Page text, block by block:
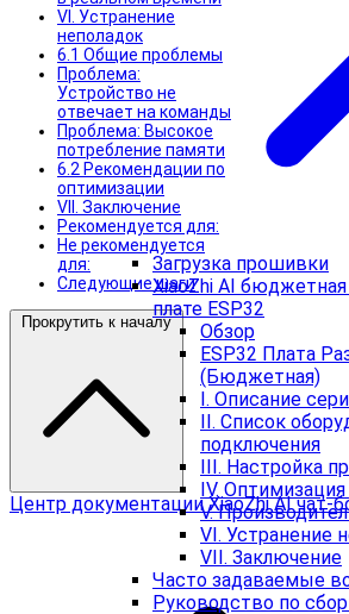
Загрузка прошивки
XiaoZhi AI
плате ESP32
Обзор
ESP32 Плата
(Бюджетная)
I. Описание
II. Список
подключения
III. Настройка
IV.
V.
VI. Устранение
VII. Заключение
Часто задаваемые
Руководство по
VI. Устранение
неполадок
6.1 Общие проблемы
Проблема:
Устройство не
отвечает на команды
Проблема: Высокое
потребление памяти
6.2 Рекомендации по
оптимизации
VII. Заключение
Рекомендуется для:
Не рекомендуется
для:
Следующие шаги
Прокрутить к началу
Центр документации XiaoZhi AI чат-